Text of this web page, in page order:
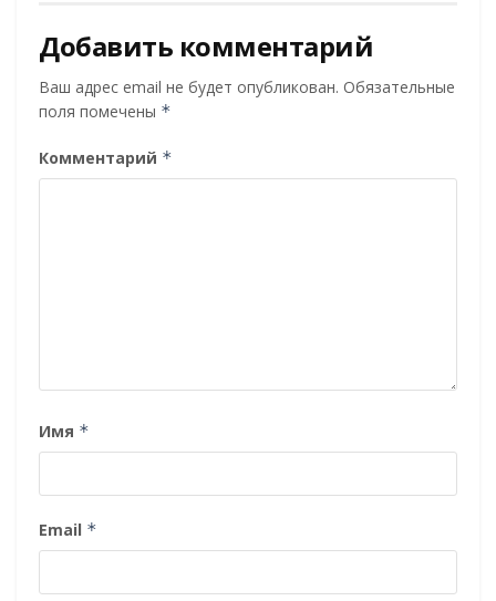
Добавить комментарий
Ваш адрес email не будет опубликован. Обязательные
поля помечены *
Комментарий *
Имя *
Email *